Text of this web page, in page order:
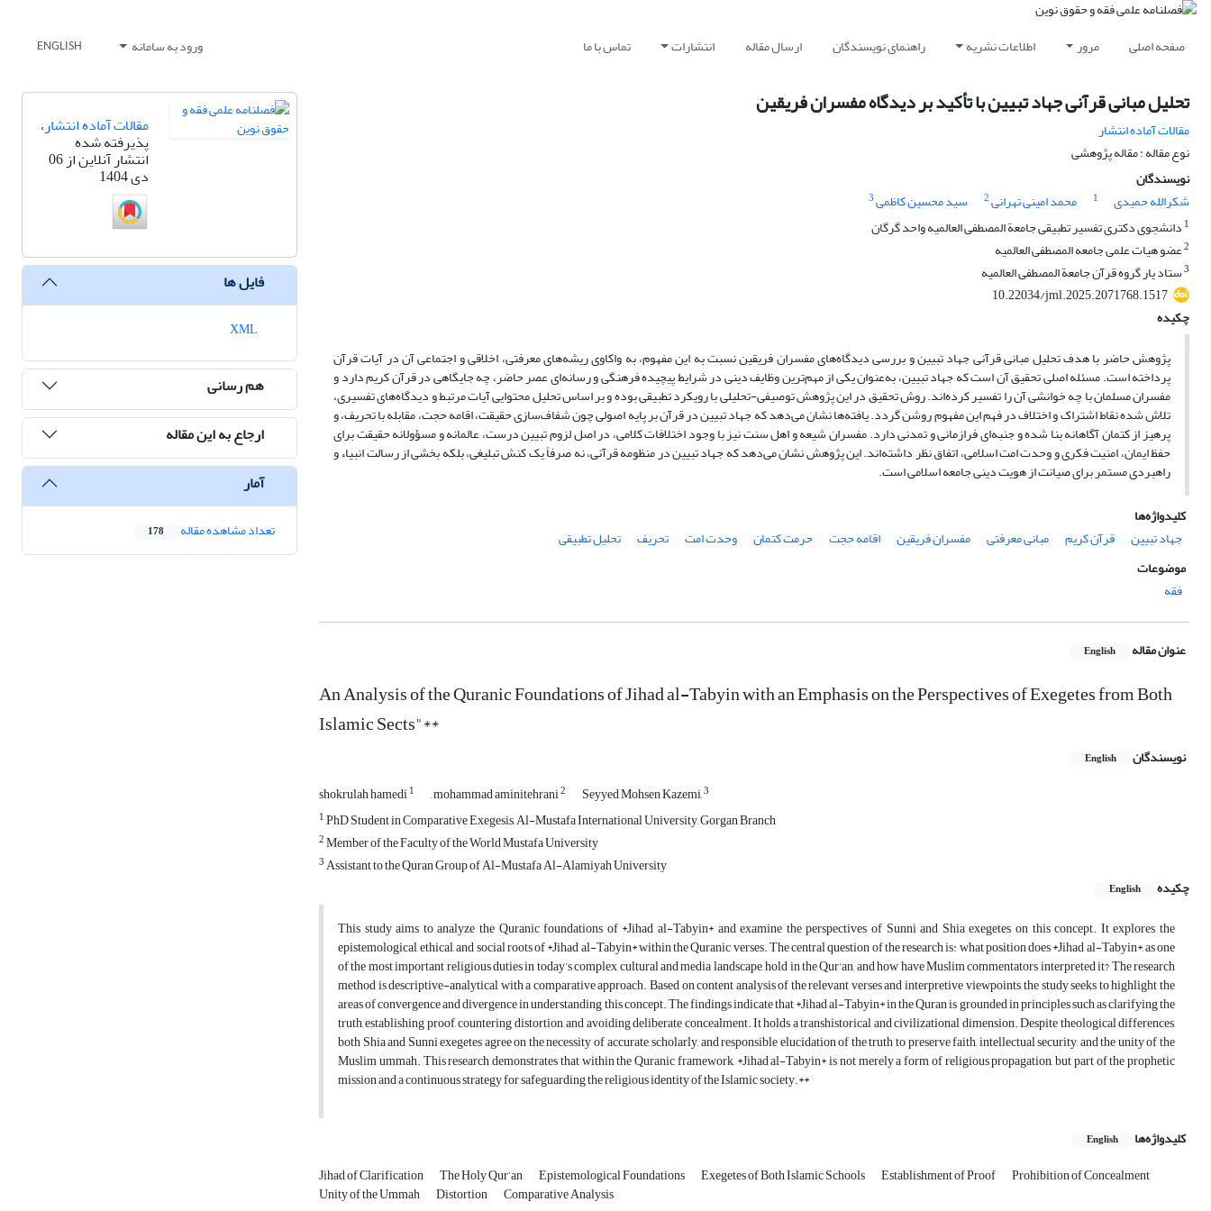
صفحه اصلی مرور اطلاعات نشریه راهنمای نویسندگان ارسال مقاله انتشارات تماس با ما ورود به سامانه ENGLISH
تحلیل مبانی قرآنی جهاد تبیین با تأکید بر دیدگاه مفسران فریقین
مقالات آماده انتشار
نوع مقاله : مقاله پژوهشی
نویسندگان
شکرالله حمیدی
1 محمد امینی تهرانی2 سید محسین کاظمی3
1 دانشجوی دکتری تفسیر تطبیقی جامعة المصطفی العالمیه واحد گرگان
2عضو ھیات علمی جامعه المصطفی العالمیه
3ستاد یار گروه قرآن جامعة المصطفی العالمیه
10.22034/jml.2025.2071768.1517
چکیده
پژوهش حاضر با هدف تحلیل مبانی قرآنی جهاد تبیین و بررسی دیدگاه‌های مفسران فریقین نسبت به این مفهوم، به واکاوی ریشه‌های معرفتی، اخلاقی و اجتماعی آن در آیات قرآن
پرداخته است. مسئله اصلی تحقیق آن است که جهاد تبیین، به‌عنوان یکی از مهم‌ترین وظایف دینی در شرایط پیچیده فرهنگی و رسانه‌ای عصر حاضر، چه جایگاهی در قرآن کریم دارد و
مفسران مسلمان با چه خوانشی آن را تفسیر کرده‌اند. روش تحقیق در این پژوهش توصیفی-تحلیلی با رویکرد تطبیقی بوده و بر اساس تحلیل محتوایی آیات مرتبط و دیدگاه‌های تفسیری،
تلاش شده نقاط اشتراک و اختلاف در فهم این مفهوم روشن گردد. یافته‌ها نشان می‌دهد که جهاد تبیین در قرآن بر پایه اصولی چون شفاف‌سازی حقیقت، اقامه حجت، مقابله با تحریف، و
پرهیز از کتمان آگاهانه بنا شده و جنبه‌ای فرازمانی و تمدنی دارد. مفسران شیعه و اهل سنت نیز با وجود اختلافات کلامی، در اصل لزوم تبیین درست، عالمانه و مسؤولانه حقیقت برای
حفظ ایمان، امنیت فکری و وحدت امت اسلامی، اتفاق نظر داشته‌اند. این پژوهش نشان می‌دهد که جهاد تبیین در منظومه قرآنی، نه صرفاً یک کنش تبلیغی، بلکه بخشی از رسالت انبیاء و
راهبردی مستمر برای صیانت از هویت دینی جامعه اسلامی است.
کلیدواژه‌ها
جهاد تبیین
قرآن کریم مبانی معرفتی مفسران فریقین اقامه حجت حرمت کتمان وحدت امت تحریف
تحلیل تطبیقی
موضوعات
فقه
عنوان مقاله English
An Analysis of the Quranic Foundations of Jihad al-Tabyin with an Emphasis on the Perspectives of Exegetes from Both
Islamic Sects"**
نویسندگان English
shokrulah hamedi1 , mohammad aminitehrani2 Seyyed Mohsen Kazemi,3
1PhD Student in Comparative Exegesis, Al-Mustafa International University, Gorgan Branch
2Member of the Faculty of the World Mustafa University
3Assistant to the Quran Group of Al-Mustafa Al-Alamiyah University
چکیده
English
This study aims to analyze the Quranic foundations of *Jihad al-Tabyin* and examine the perspectives of Sunni and Shia exegetes on this concept. It explores the
epistemological, ethical, and social roots of *Jihad al-Tabyin* within the Quranic verses. The central question of the research is: what position does *Jihad al-Tabyin*, as one
of the most important religious duties in today’s complex cultural and media landscape, hold in the Qur'an, and how have Muslim commentators interpreted it? The research
method is descriptive-analytical with a comparative approach. Based on content analysis of the relevant verses and interpretive viewpoints, the study seeks to highlight the
areas of convergence and divergence in understanding this concept. The findings indicate that *Jihad al-Tabyin* in the Quran is grounded in principles such as clarifying the
truth, establishing proof, countering distortion, and avoiding deliberate concealment. It holds a transhistorical and civilizational dimension. Despite theological differences,
both Shia and Sunni exegetes agree on the necessity of accurate, scholarly, and responsible elucidation of the truth to preserve faith, intellectual security, and the unity of the
Muslim ummah. This research demonstrates that within the Quranic framework, *Jihad al-Tabyin* is not merely a form of religious propagation, but part of the prophetic
mission and a continuous strategy for safeguarding the religious identity of the Islamic society.**
کلیدواژه‌ها English
Jihad of Clarification The Holy Qur’an Epistemological Foundations Exegetes of Both Islamic Schools Establishment of Proof Prohibition of Concealment
Unity of the Ummah Distortion Comparative Analysis
مقالات آماده انتشار،
پذیرفته شده
انتشار آنلاین از 06
دی 1404
فایل ها
هم رسانی
ارجاع به این مقاله
آمار
تعداد مشاهده مقاله 178